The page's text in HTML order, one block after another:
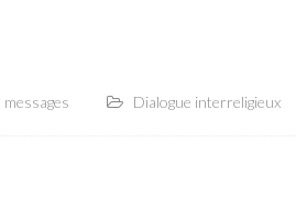
messages Dialogue interreligieux